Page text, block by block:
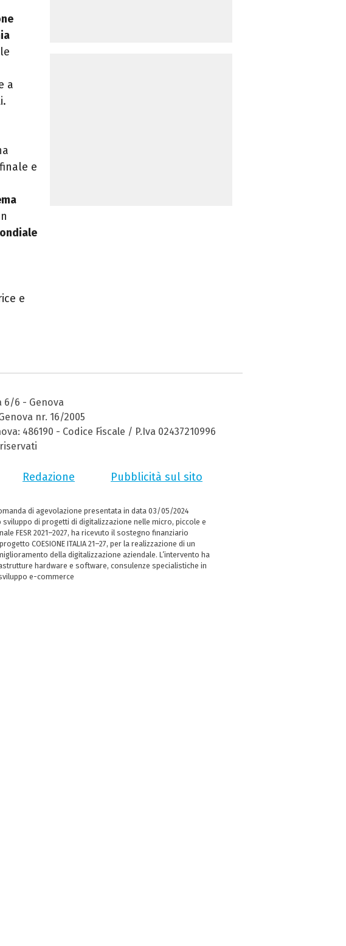
a
e
e
6/6 - Genova
nr. 16/2005
486190 - Codice Fiscale / P.Iva 02437210996
Redazione Pubblicità sul sito
di agevolazione presentata in data 03/05/2024
sviluppo di progetti di digitalizzazione nelle micro, piccole e
FESR 2021–2027, ha ricevuto il sostegno finanziario
COESIONE ITALIA 21–27, per la realizzazione di un
della digitalizzazione aziendale. L’intervento ha
hardware e software, consulenze specialistiche in
e-commerce